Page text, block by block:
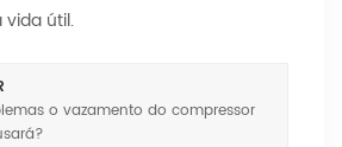
vida útil.
o vazamento do compressor